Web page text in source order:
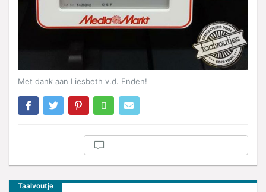
Met dank aan Liesbeth v.d. Enden!
Taalvoutje